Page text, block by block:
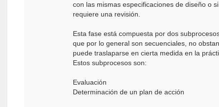
con las mismas especificaciones de diseño o
requiere una revisión.
Esta fase está compuesta por dos
que por lo general son secuenciales, no
puede traslaparse en cierta medida en la
Estos subprocesos son:
Evaluación
Determinación de un plan de acción